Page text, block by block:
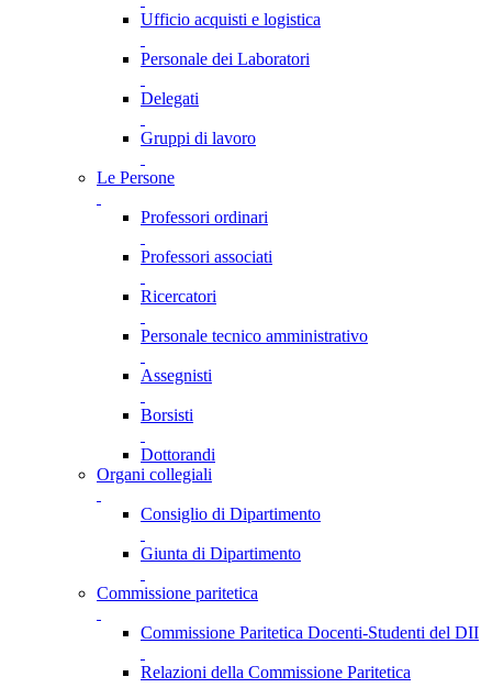
Ufficio acquisti e logistica
Personale dei Laboratori
Delegati
Gruppi di lavoro
Le Persone
Professori ordinari
Professori associati
Ricercatori
Personale tecnico amministrativo
Assegnisti
Borsisti
Dottorandi
Organi collegiali
Consiglio di Dipartimento
Giunta di Dipartimento
Commissione paritetica
Commissione Paritetica Docenti-Studenti del DII
Relazioni della Commissione Paritetica